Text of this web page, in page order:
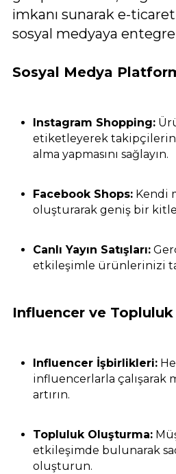
imkanı sunarak e-
sosyal medyaya
Sosyal Medya
Instagram Shopping:
etiketleyerek
alma yapmasını sağlayın.
Facebook Shops: Kendi
oluşturarak geniş bir
Canlı Yayın Satışları:
etkileşimle ürünlerinizi
Influencer ve
Influencer İşbirlikleri:
influencerlarla çalışarak
artırın.
Topluluk Oluşturma:
etkileşimde bulunarak
oluşturun.